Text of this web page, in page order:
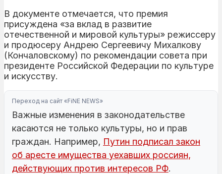
В документе отмечается, что премия
присуждена «за вклад в развитие
отечественной и мировой культуры» режиссеру
и продюсеру Андрею Сергеевичу Михалкову
(Кончаловскому) по рекомендации совета при
президенте Российской Федерации по культуре
и искусству.
Переход на сайт «FiNE NEWS»
Важные изменения в законодательстве
касаются не только культуры, но и прав
граждан. Например, Путин подписал закон
об аресте имущества уехавших россиян,
действующих против интересов РФ.